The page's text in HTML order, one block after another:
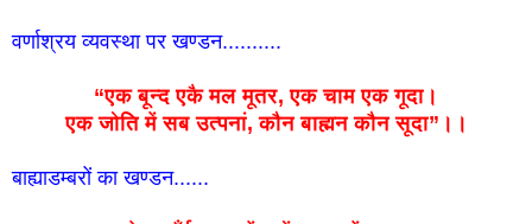
वर्णाश्रय व्यवस्था पर खण्डन..........
“एक बून्द एकै मल मूतर, एक चाम एक गूदा।
एक जोति में सब उत्पनां, कौन बाह्मन कौन सूदा”।।
बाह्याडम्बरों का खण्डन......